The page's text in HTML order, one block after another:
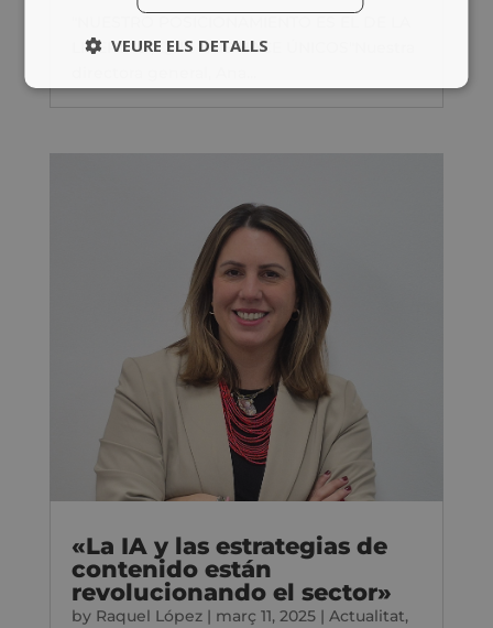
LIBERTAD, QUE NOS HACE ÚNICOS"Nuestra
«La IA y las estrategias de
contenido están
revolucionando el sector»
by Raquel López| març 11, 2025| Actualitat,
VEURE ELS DETALLS